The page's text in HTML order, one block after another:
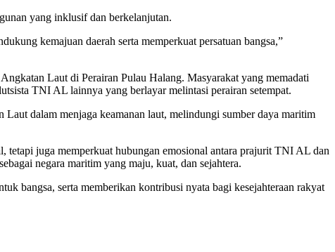
yang inklusif dan berkelanjutan.
kemajuan daerah serta memperkuat persatuan bangsa,”
Laut di Perairan Pulau Halang. Masyarakat yang memadati
TNI AL lainnya yang berlayar melintasi perairan setempat.
dalam menjaga keamanan laut, melindungi sumber daya maritim
tetapi juga memperkuat hubungan emosional antara prajurit TNI AL dan
negara maritim yang maju, kuat, dan sejahtera.
bangsa, serta memberikan kontribusi nyata bagi kesejahteraan rakyat